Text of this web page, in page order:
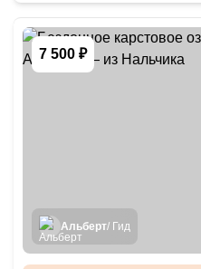
7 500 ₽
Альберт/ Гид